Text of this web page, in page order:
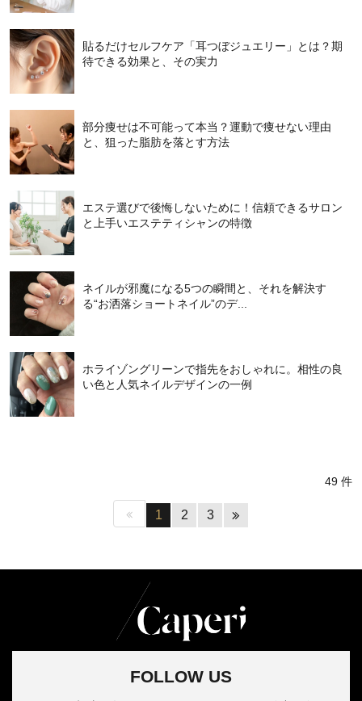
貼るだけセルフケア「耳つぼジュエリー」とは？期
待できる効果と、その実力
部分痩せは不可能って本当？運動で痩せない理由
と、狙った脂肪を落とす方法
エステ選びで後悔しないために！信頼できるサロン
と上手いエステティシャンの特徴
ネイルが邪魔になる5つの瞬間と、それを解決す
る“お洒落ショートネイル”のデ...
ホライゾングリーンで指先をおしゃれに。相性の良
い色と人気ネイルデザインの一例
49 件
1 2 3
FOLLOW US